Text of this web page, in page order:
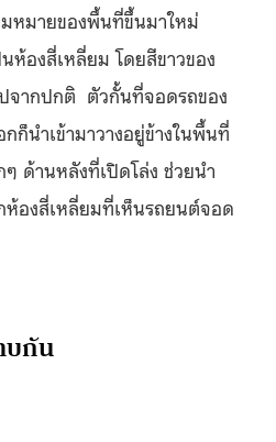
หมายของพื้นที่ขึ้นมาใหม่
ห้องสี่เหลี่ยม โดยสีขาวของ
จากปกติ ตัวกั้นที่จอดรถของ
ก็นำเข้ามาวางอยู่ข้างในพื้นที่
ด้านหลังที่เปิดโล่ง ช่วยนำ
ห้องสี่เหลี่ยมที่เห็นรถยนต์จอด
บกัน